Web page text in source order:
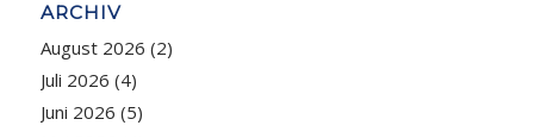
ARCHIV
August 2026 (2)
Juli 2026 (4)
Juni 2026 (5)